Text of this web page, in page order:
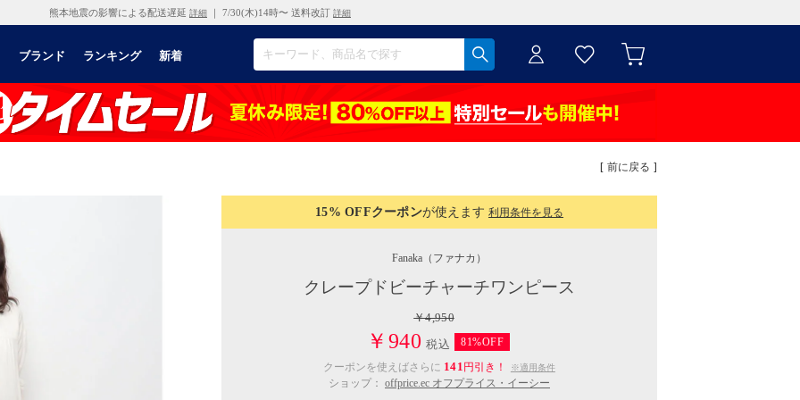
熊本地震の影響による配送遅延 詳細 ｜ 7/30(木)14時〜 送料改訂 詳細
ブランド ランキング 新着
[ 前に戻る ]
15% OFFクーポンが使えます 利用条件を見る
Fanaka （ファナカ）
クレープドビーチャーチワンピース
￥4,950
￥940 税込
81%OFF
クーポンを使えばさらに 141 円引き！ ※適用条件
ショップ： offprice.ec オフプライス・イーシー